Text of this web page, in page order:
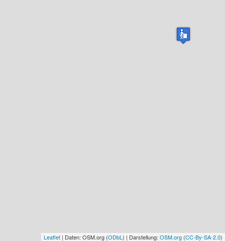
Leaflet | Daten: OSM.org (ODbL ) | Darstellung: OSM.org (CC-By-SA-2.0)